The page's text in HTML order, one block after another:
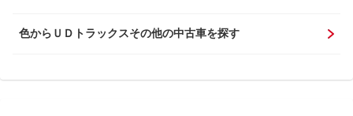
色からＵＤトラックスその他の中古車を探す